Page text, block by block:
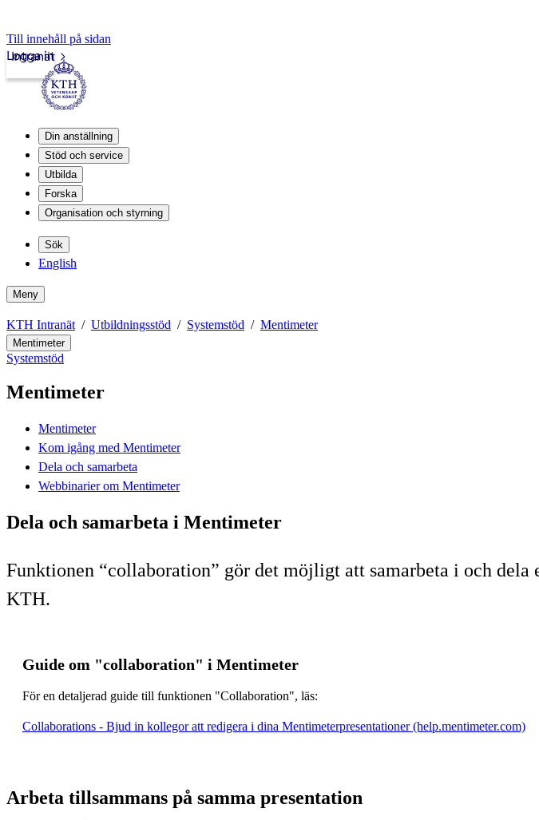
Till innehåll på sidan
Intranät
Logga in
Din anställning
Stöd och service
Utbilda
Forska
Organisation och styrning
Sök
English
Meny
KTH Intranät Utbildningsstöd Systemstöd Mentimeter
Mentimeter
Systemstöd
Mentimeter
Mentimeter
Kom igång med Mentimeter
Dela och samarbeta
Webbinarier om Mentimeter
Dela och samarbeta i Mentimeter
Funktionen “collaboration” gör det möjligt att samarbeta i och
KTH.
Guide om "collaboration" i Mentimeter
För en detaljerad guide till funktionen "Collaboration", läs:
Collaborations - Bjud in kollegor att redigera i dina Mentimeterpresentationer (help.mentimeter.com)
Arbeta tillsammans på samma presentation